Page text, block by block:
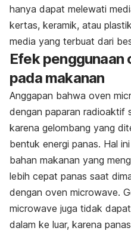
hanya dapat melewati
kertas, keramik, atau
media yang terbuat dari
Efek penggunaan
pada makanan
Anggapan bahwa oven
dengan paparan radioaktif
karena gelombang yang
bentuk energi panas. Hal
bahan makanan yang
lebih cepat panas saat
dengan oven microwave.
microwave juga tidak
dalam ke luar, karena